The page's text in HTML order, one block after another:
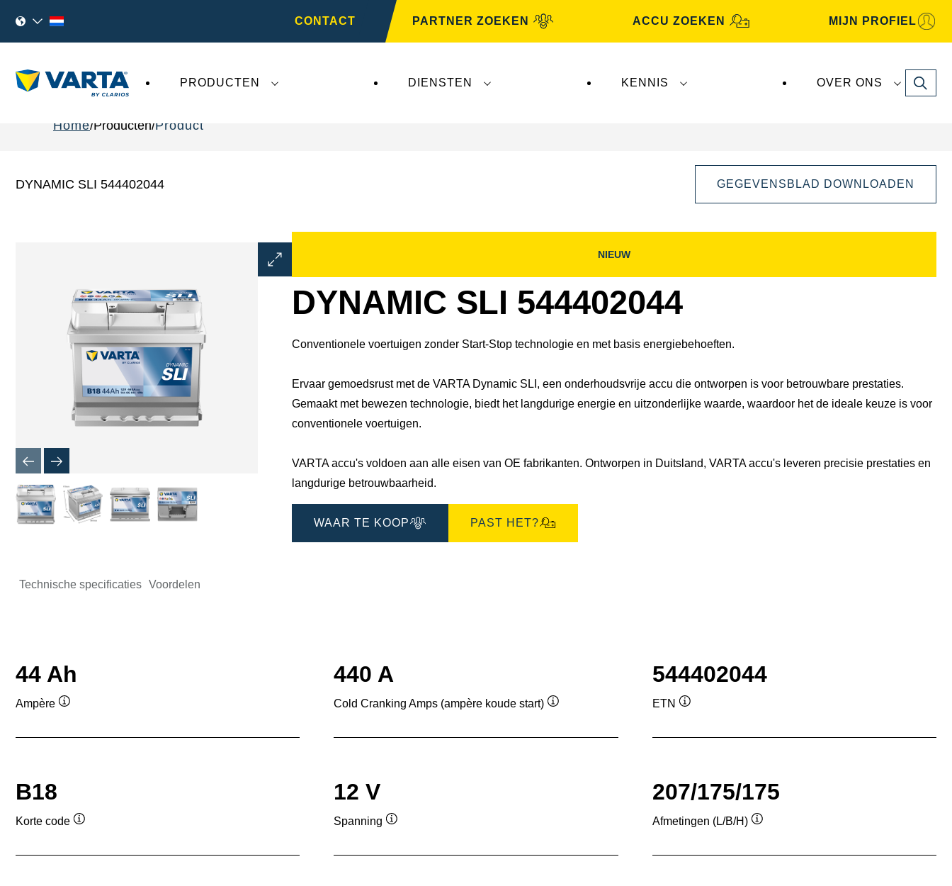
CONTACT PARTNER ZOEKEN ACCU ZOEKEN MIJN PROFIEL
PRODUCTEN DIENSTEN KENNIS OVER ONS Search
Home Producten Product
DYNAMIC SLI 544402044 GEGEVENSBLAD DOWNLOADEN
Dialoogvenster
Afbeelding
Dialoogvenster
NIEUW
DYNAMIC SLI 544402044
Conventionele voertuigen zonder Start-Stop technologie en met basis energiebehoeften.
Ervaar gemoedsrust met de VARTA Dynamic SLI, een onderhoudsvrije accu die ontworpen is voor betrouwbare prestaties.
Gemaakt met bewezen technologie, biedt het langdurige energie en uitzonderlijke waarde, waardoor het de ideale keuze is voor
conventionele voertuigen.
VARTA accu's voldoen aan alle eisen van OE fabrikanten. Ontworpen in Duitsland, VARTA accu's leveren precisie prestaties en
langdurige betrouwbaarheid.
WAAR TE KOOP PAST HET?
Technische specificaties Voordelen
44 Ah
Ampère
de
440 A
Cold Cranking Amps (ampère koude start)
de
544402044
ETN
de
B18
Korte code
de
12 V
Spanning
de
207/175/175
Afmetingen (L/B/H)
de